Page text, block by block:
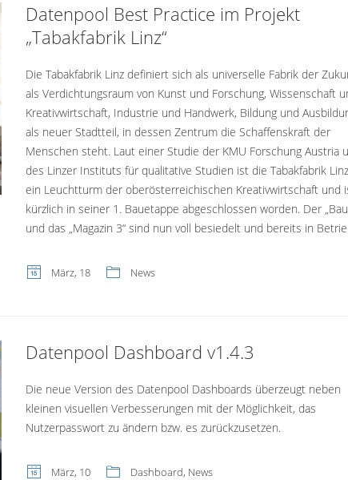
Datenpool Best Practice im Projekt
„Tabakfabrik Linz“
Die Tabakfabrik Linz definiert sich als universelle Fabrik der
als Verdichtungsraum von Kunst und Forschung, Wissenschaft
Kreativwirtschaft, Industrie und Handwerk, Bildung und
als neuer Stadtteil, in dessen Zentrum die Schaffenskraft der
Menschen steht. Laut einer Studie der KMU Forschung Austria
des Linzer Instituts für qualitative Studien ist die Tabakfabrik Linz
ein Leuchtturm der oberösterreichischen Kreativwirtschaft und
kürzlich in seiner 1. Bauetappe abgeschlossen worden. Der
und das „Magazin 3“ sind nun voll besiedelt und bereits in
März, 18 News
Datenpool Dashboard v1.4.3
Die neue Version des Datenpool Dashboards überzeugt neben
kleinen visuellen Verbesserungen mit der Möglichkeit, das
Nutzerpasswort zu ändern bzw. es zurückzusetzen.
März, 10 Dashboard, News